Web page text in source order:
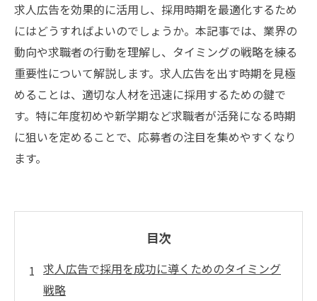
求人広告を効果的に活用し、採用時期を最適化するため
にはどうすればよいのでしょうか。本記事では、業界の
動向や求職者の行動を理解し、タイミングの戦略を練る
重要性について解説します。求人広告を出す時期を見極
めることは、適切な人材を迅速に採用するための鍵で
す。特に年度初めや新学期など求職者が活発になる時期
に狙いを定めることで、応募者の注目を集めやすくなり
ます。
目次
求人広告で採用を成功に導くためのタイミング
戦略